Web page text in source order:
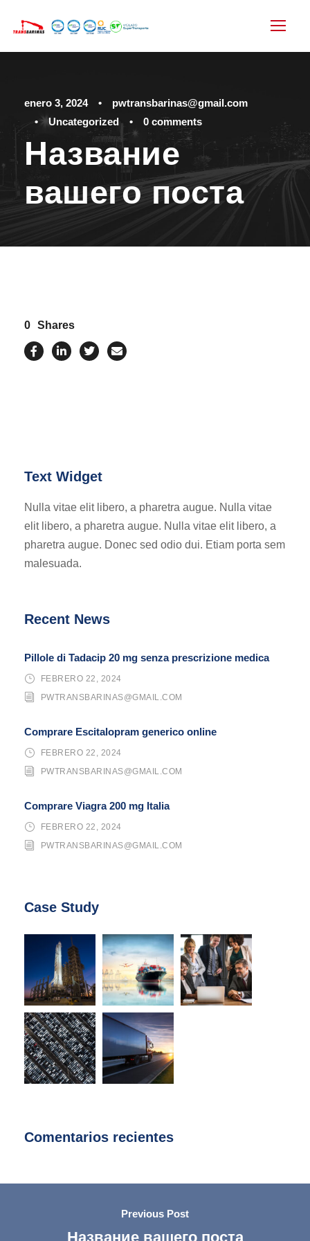
enero 3, 2024 •
pwtransbarinas@gmail.com
•
Uncategorized • 0 comments
Название
вашего поста
0 Shares
Text Widget
Nulla vitae elit libero, a pharetra augue. Nulla vitae
elit libero, a pharetra augue. Nulla vitae elit libero, a
pharetra augue. Donec sed odio dui. Etiam porta sem
malesuada.
Recent News
Pillole di Tadacip 20 mg senza prescrizione medica
FEBRERO 22, 2024
PWTRANSBARINAS@GMAIL.COM
Comprare Escitalopram generico online
FEBRERO 22, 2024
PWTRANSBARINAS@GMAIL.COM
Comprare Viagra 200 mg Italia
FEBRERO 22, 2024
PWTRANSBARINAS@GMAIL.COM
Case Study
Comentarios recientes
Previous Post
Название вашего поста